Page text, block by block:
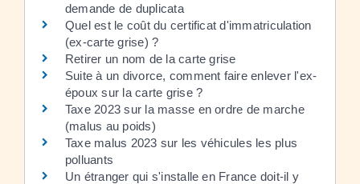
demande de duplicata
Quel est le coût du certificat d'immatriculation
(ex-carte grise) ?
Retirer un nom de la carte grise
Suite à un divorce, comment faire enlever l'ex-
époux sur la carte grise ?
Taxe 2023 sur la masse en ordre de marche
(malus au poids)
Taxe malus 2023 sur les véhicules les plus
polluants
Un étranger qui s'installe en France doit-il y